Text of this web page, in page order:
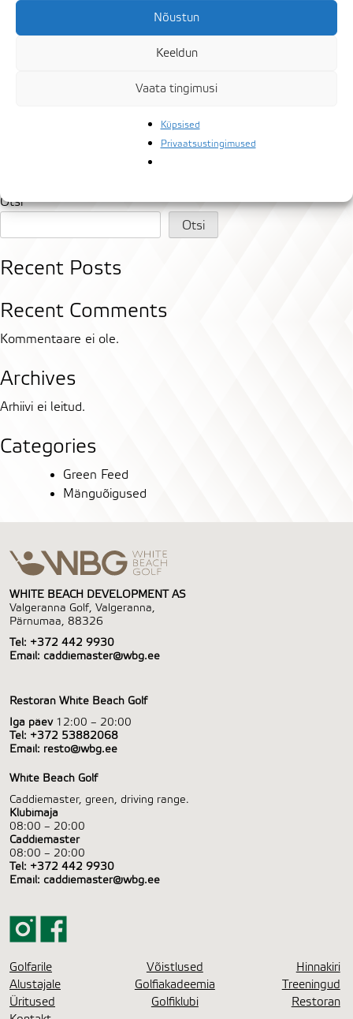
Nõustun
Keeldun
Vaata tingimusi
Küpsised
Privaatsustingimused
Otsi
Otsi
Recent Posts
Recent Comments
Kommentaare ei ole.
Archives
Arhiivi ei leitud.
Categories
Green Feed
Mänguõigused
WHITE BEACH DEVELOPMENT AS
Valgeranna Golf, Valgeranna,
Pärnumaa, 88326
Tel: +372 442 9930
Email: caddiemaster@wbg.ee
Restoran White Beach Golf
Iga päev 12:00 – 20:00
Tel: +372 53882068
Email: resto@wbg.ee
White Beach Golf
Caddiemaster, green, driving range.
Klubimaja
08:00 – 20:00
Caddiemaster
08:00 – 20:00
Tel: +372 442 9930
Email: caddiemaster@wbg.ee
Golfarile Võistlused
Hinnakiri
Alustajale
Golfiakadeemia
Treeningud
Üritused
Golfiklubi
Restoran